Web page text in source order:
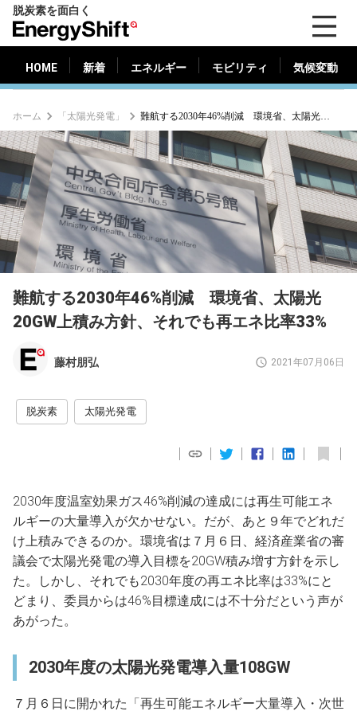
脱炭素を面白く
ナ
ジ
ー
フ
ト）
HOME 新着 エネルギー モビリティ 気候変動
新着 エネルギー 気候変動
ホーム 「太陽光発電」 難航する2030年46%削減 環境省、太陽光20GW上積み方針、それでも再エネ比率33%
難航する2030年46%削減 環境省、太陽光
20GW上積み方針、それでも再エネ比率33%
藤村朋弘 2021年07月06日
脱炭素 太陽光発電
2030年度温室効果ガス46%削減の達成には再生可能エネ
ルギーの大量導入が欠かせない。だが、あと９年でどれだ
け上積みできるのか。環境省は７月６日、経済産業省の審
議会で太陽光発電の導入目標を20GW積み増す方針を示し
た。しかし、それでも2030年度の再エネ比率は33%にと
どまり、委員からは46%目標達成には不十分だという声が
あがった。
2030年度の太陽光発電導入量108GW
７月６日に開かれた「再生可能エネルギー大量導入・次世